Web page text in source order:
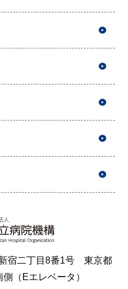
宿二丁目8番1号 東京都
（Eエレベータ）